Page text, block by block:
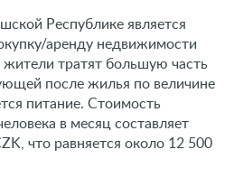
Республике является
аренду недвижимости
тратят большую часть
после жилья по величине
питание. Стоимость
в месяц составляет
что равняется около 12 500